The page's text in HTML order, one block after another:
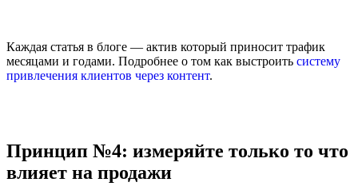
Каждая статья в блоге — актив который приносит трафик
месяцами и годами. Подробнее о том как выстроить систему
привлечения клиентов через контент.
Принцип №4: измеряйте только то что
влияет на продажи